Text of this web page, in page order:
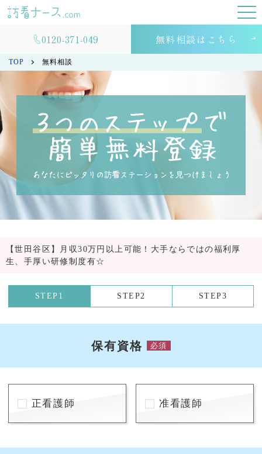
0120-371-049 無料相談はこちら
TOP 無料相談
【世田谷区】月収30万円以上可能！大手ならではの福利厚
生、手厚い研修制度有☆
STEP1 STEP2 STEP3
保有資格 必須
正看護師 准看護師